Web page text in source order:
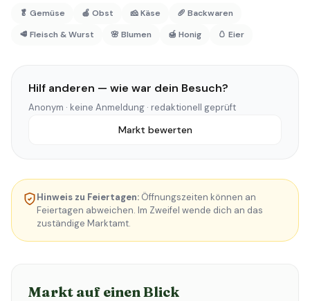
🥬 Gemüse 🍎 Obst 🧀 Käse
🥖 Backwaren
🥩 Fleisch & Wurst
🌸 Blumen 🍯 Honig 🥚 Eier
Hilf anderen — wie war dein Besuch?
Anonym · keine Anmeldung · redaktionell geprüft
Markt bewerten
Hinweis zu Feiertagen: Öffnungszeiten können an
Feiertagen abweichen. Im Zweifel wende dich an das
zuständige Marktamt.
Markt auf einen Blick